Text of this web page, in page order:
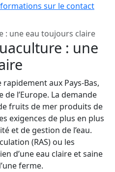
sur le contact
: une eau toujours claire
: une
rapidement aux Pays-Bas,
l’Europe. La demande
fruits de mer produits de
exigences de plus en plus
et de gestion de l’eau.
(RAS) ou les
d’une eau claire et saine
ferme.